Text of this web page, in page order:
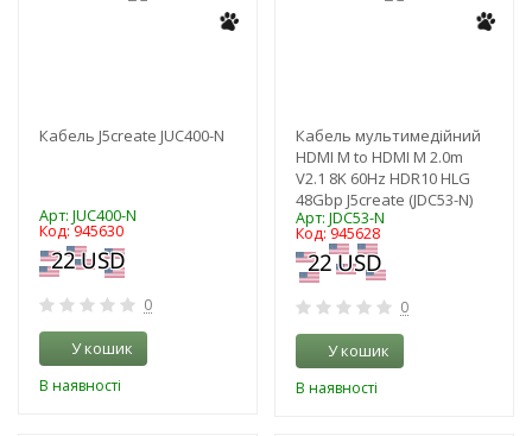
Кабель J5create JUC400-N
Арт: JUC400-N
Код: 945630
0
У кошик
В наявності
Кабель мультимедійний
HDMI M to HDMI M 2.0m
V2.1 8K 60Hz HDR10 HLG
48Gbp J5create (JDC53-N)
Арт: JDC53-N
Код: 945628
0
У кошик
В наявності